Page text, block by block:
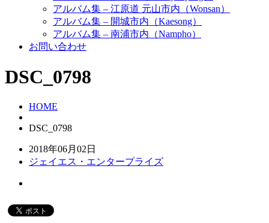
アルバム集 – 江原道 元山市内（Wonsan）
アルバム集 – 開城市内（Kaesong）
アルバム集 – 南浦市内（Nampho）
お問い合わせ
DSC_0798
HOME
DSC_0798
2018年06月02日
ジェイエス・エンタープライズ